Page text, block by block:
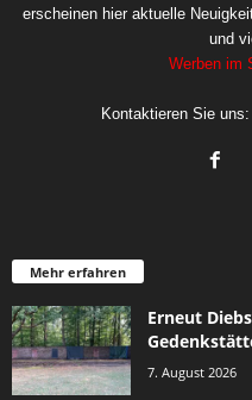
erscheinen hier aktuelle
und
Werben im
Kontaktieren Sie uns:
Mehr erfahren
Erneut
7. August 2026